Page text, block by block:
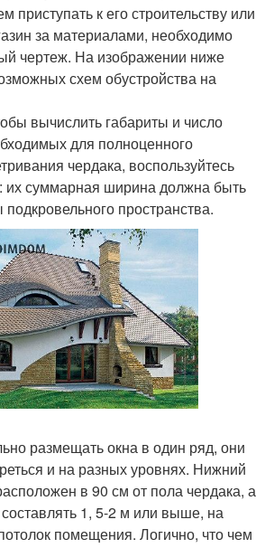
приступать к его строительству или
за материалами, необходимо
чертеж. На изображении ниже
схем обустройства на
вычислить габариты и число
для полноценного
чердака, воспользуйтесь
их суммарная ширина должна быть
пространства.
размещать окна в один ряд, они
и на разных уровнях. Нижний
в 90 см от пола чердака, а
1, 5-2 м или выше, на
помещения. Логично, что чем